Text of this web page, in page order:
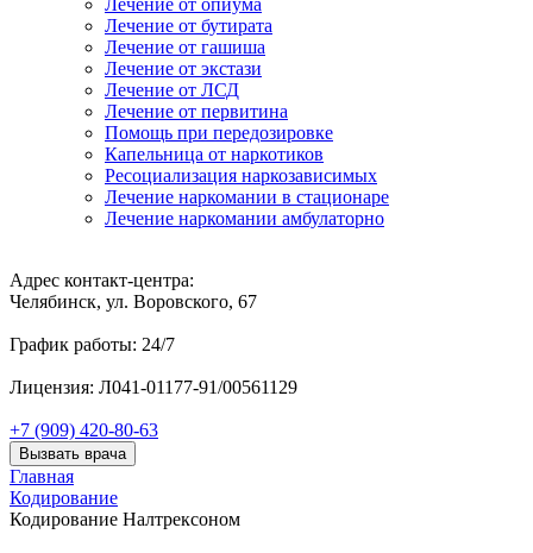
Лечение от опиума
Лечение от бутирата
Лечение от гашиша
Лечение от экстази
Лечение от ЛСД
Лечение от первитина
Помощь при передозировке
Капельница от наркотиков
Ресоциализация наркозависимых
Лечение наркомании в стационаре
Лечение наркомании амбулаторно
Адрес контакт-центра:
Челябинск, ул. Воровского, 67
График работы: 24/7
Лицензия: Л041-01177-91/00561129
+7 (909) 420-80-63
Вызвать врача
Главная
Кодирование
Кодирование Налтрексоном